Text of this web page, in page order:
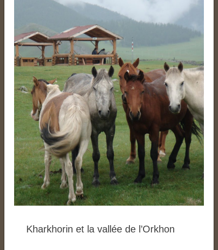
Kharkhorin et la vallée de l’Orkhon